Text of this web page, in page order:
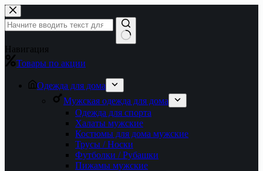
Перейти
к
сути
Ничего
не
найдено
Навигация
Товары по акции
Одежда для дома
Мужская одежда для дома
Одежда для спорта
Халаты мужские
Костюмы для дома мужские
Трусы / Носки
Футболки / Рубашки
Пижамы мужские